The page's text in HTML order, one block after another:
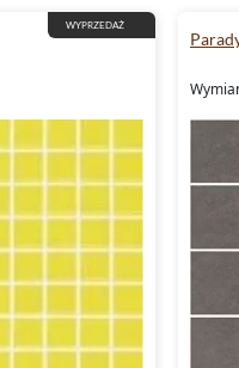
WYPRZEDAŻ